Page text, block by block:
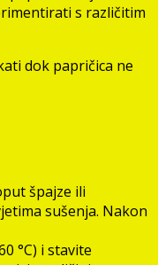
s različitim
dok papričica ne
špajze ili
sušenja. Nakon
°C) i stavite